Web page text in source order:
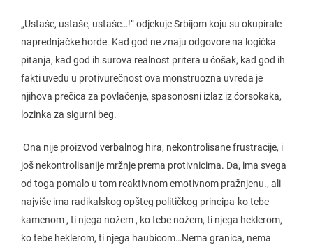
„Ustaše, ustaše, ustaše…!“ odjekuje Srbijom koju su okupirale
naprednjačke horde. Kad god ne znaju odgovore na logička
pitanja, kad god ih surova realnost pritera u ćošak, kad god ih
fakti uvedu u protivurečnost ova monstruozna uvreda je
njihova prečica za povlačenje, spasonosni izlaz iz ćorsokaka,
lozinka za sigurni beg.
Ona nije proizvod verbalnog hira, nekontrolisane frustracije, i
još nekontrolisanije mržnje prema protivnicima. Da, ima svega
od toga pomalo u tom reaktivnom emotivnom pražnjenu., ali
najviše ima radikalskog opšteg političkog principa-ko tebe
kamenom , ti njega nožem , ko tebe nožem, ti njega heklerom,
ko tebe heklerom, ti njega haubicom…Nema granica, nema